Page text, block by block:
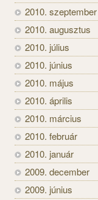
2010. szeptember
2010. augusztus
2010. július
2010. június
2010. május
2010. április
2010. március
2010. február
2010. január
2009. december
2009. június